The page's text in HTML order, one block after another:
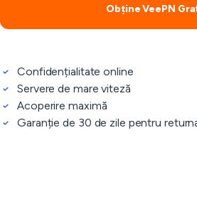
Obține VeePN
Confidențialitate online
Servere de mare viteză
Acoperire maximă
Garanție de 30 de zile pentru